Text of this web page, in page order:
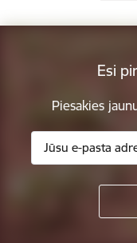
Esi
Piesakies